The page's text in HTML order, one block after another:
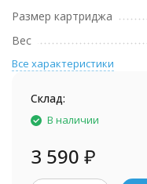
Размер картриджа
Вес
Все характеристики
Склад:
В наличии
3 590 ₽